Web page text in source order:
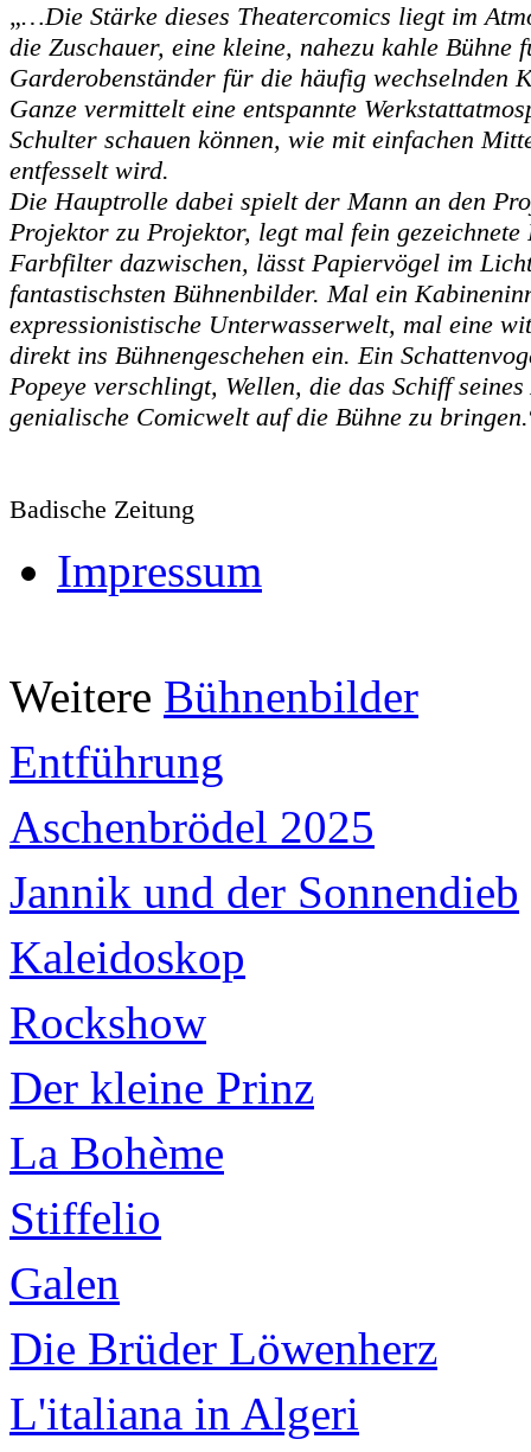
„…Die Stärke dieses Theatercomics liegt im
die Zuschauer, eine kleine, nahezu kahle
Garderobenständer für die häufig wechselnden
Ganze vermittelt eine entspannte
Schulter schauen können, wie mit einfachen
entfesselt wird.
Die Hauptrolle dabei spielt der Mann an den
Projektor zu Projektor, legt mal fein
Farbfilter dazwischen, lässt Papiervögel im
fantastischsten Bühnenbilder. Mal ein
expressionistische Unterwasserwelt, mal eine
direkt ins Bühnengeschehen ein. Ein
Popeye verschlingt, Wellen, die das Schiff
genialische Comicwelt auf die Bühne zu bringen.
Badische Zeitung
Impressum
Weitere Bühnenbilder
Entführung
Aschenbrödel 2025
Jannik und der Sonnendieb
Kaleidoskop
Rockshow
Der kleine Prinz
La Bohème
Stiffelio
Galen
Die Brüder Löwenherz
L'italiana in Algeri